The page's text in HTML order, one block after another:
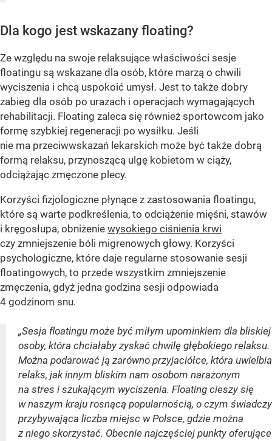
Dla kogo jest wskazany floating?
Ze względu na swoje relaksujące właściwości sesje
floatingu są wskazane dla osób, które marzą o chwili
wyciszenia i chcą uspokoić umysł. Jest to także dobry
zabieg dla osób po urazach i operacjach wymagających
rehabilitacji. Floating zaleca się również sportowcom jako
formę szybkiej regeneracji po wysiłku. Jeśli
nie ma przeciwwskazań lekarskich może być także dobrą
formą relaksu, przynoszącą ulgę kobietom w ciąży,
odciążając zmęczone plecy.
Korzyści fizjologiczne płynące z zastosowania floatingu,
które są warte podkreślenia, to odciążenie mięśni, stawów
i kręgosłupa, obniżenie wysokiego ciśnienia krwi
czy zmniejszenie bóli migrenowych głowy. Korzyści
psychologiczne, które daje regularne stosowanie sesji
floatingowych, to przede wszystkim zmniejszenie
zmęczenia, gdyż jedna godzina sesji odpowiada
4 godzinom snu.
„Sesja floatingu może być miłym upominkiem dla bliskiej
osoby, która chciałaby zyskać chwilę głębokiego relaksu.
Można podarować ją zarówno przyjaciółce, która uwielbia
relaks, jak innym bliskim nam osobom narażonym
na stres i szukającym wyciszenia. Floating cieszy się
w naszym kraju rosnącą popularnością, o czym świadczy
przybywająca liczba miejsc w Polsce, gdzie można
z niego skorzystać. Obecnie najczęściej punkty oferujące